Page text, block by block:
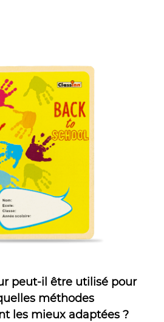
peut-il être utilisé pour
méthodes
les mieux adaptées ?